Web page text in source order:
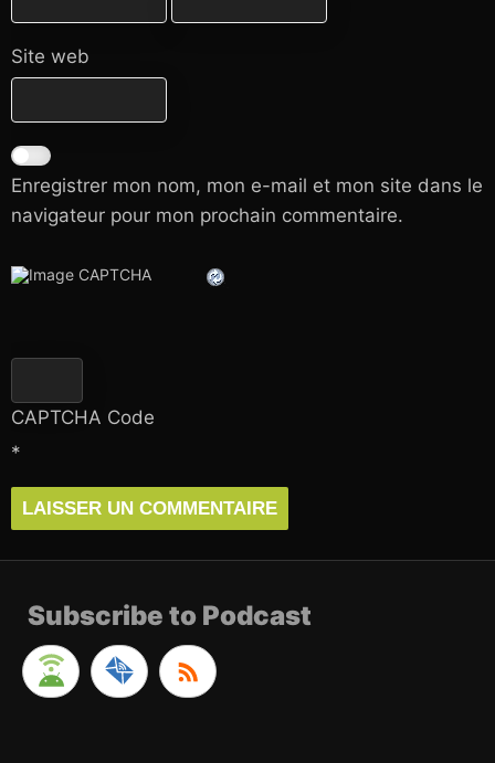
Site web
Enregistrer mon nom, mon e-mail et mon site dans le
navigateur pour mon prochain commentaire.
CAPTCHA Code
*
Subscribe to Podcast